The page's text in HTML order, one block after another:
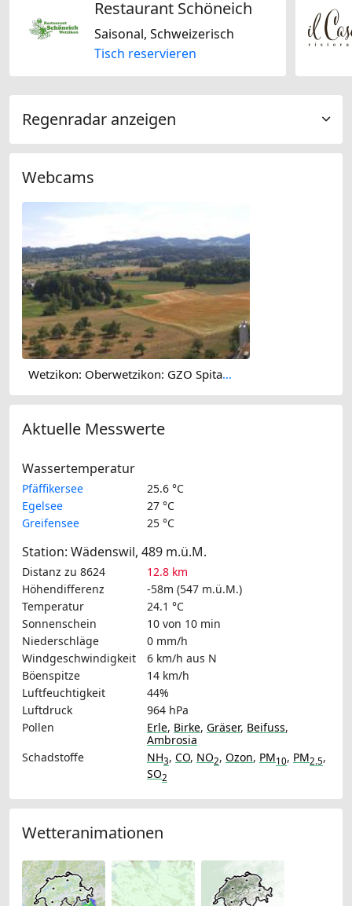
Restaurant Schöneich
Saisonal, Schweizerisch
Tisch reservieren
Regenradar anzeigen
Webcams
Wetzikon: Oberwetzikon: GZO Spital Wetzikon
Aktuelle Messwerte
Wassertemperatur
Pfäffikersee
25.6 °C
Egelsee
27 °C
Greifensee
25 °C
Station: Wädenswil, 489 m.ü.M.
Distanz zu 8624
12.8 km
Höhendifferenz
-58m (547 m.ü.M.)
Temperatur
24.1 °C
Sonnenschein
10 von 10 min
Niederschläge
0 mm/h
Windgeschwindigkeit
6 km/h aus N
Böenspitze
14 km/h
Luftfeuchtigkeit
44%
Luftdruck
964 hPa
Pollen
Erle, Birke, Gräser, Beifuss,
Ambrosia
Schadstoffe
NH3, CO, NO2, Ozon, PM10, PM2.5,
SO2
Wetteranimationen